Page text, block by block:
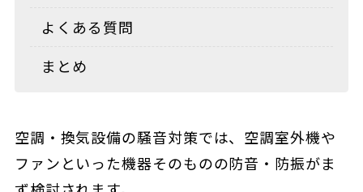
よくある質問
まとめ
空調・換気設備の騒音対策では、空調室外機や
ファンといった機器そのものの防音・防振がま